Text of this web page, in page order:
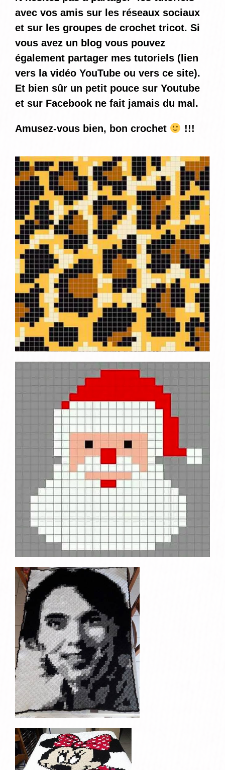
avec vos amis sur les réseaux sociaux
et sur les groupes de crochet tricot. Si
vous avez un blog vous pouvez
également partager mes tutoriels (lien
vers la vidéo YouTube ou vers ce site).
Et bien sûr un petit pouce sur Youtube
et sur Facebook ne fait jamais du mal.
Amusez-vous bien, bon crochet !!!